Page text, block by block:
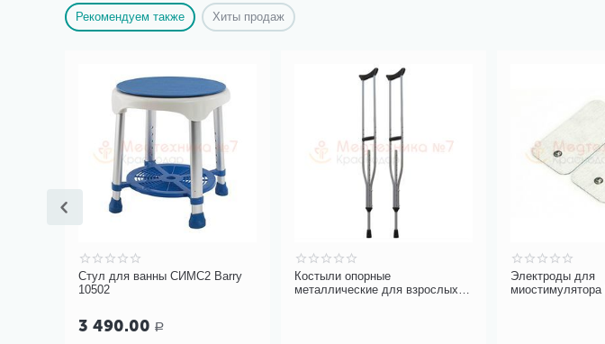
Рекомендуем также Хиты продаж
Стул для ванны СИМС2 Barry
10502
3 490.00 Р
Костыли опорные
металлические для взрослых
Электроды для